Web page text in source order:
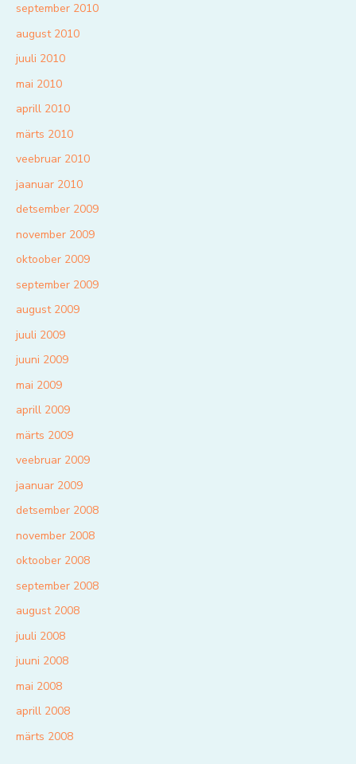
september 2010
august 2010
juuli 2010
mai 2010
aprill 2010
märts 2010
veebruar 2010
jaanuar 2010
detsember 2009
november 2009
oktoober 2009
september 2009
august 2009
juuli 2009
juuni 2009
mai 2009
aprill 2009
märts 2009
veebruar 2009
jaanuar 2009
detsember 2008
november 2008
oktoober 2008
september 2008
august 2008
juuli 2008
juuni 2008
mai 2008
aprill 2008
märts 2008